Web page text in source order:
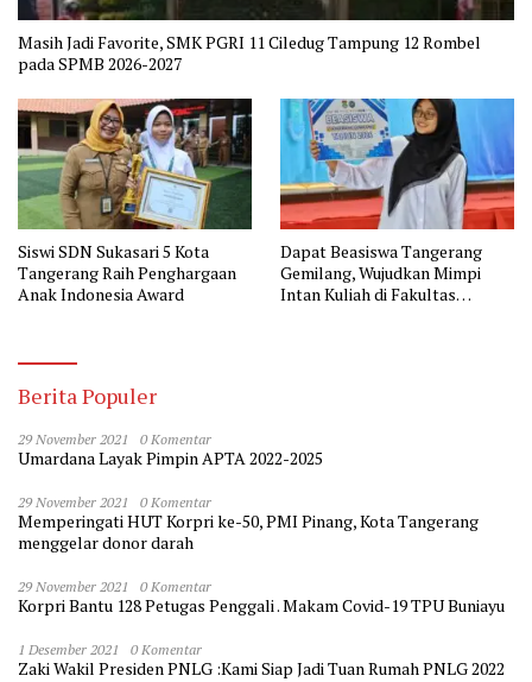
Masih Jadi Favorite, SMK PGRI 11 Ciledug Tampung 12 Rombel
pada SPMB 2026-2027
Siswi SDN Sukasari 5 Kota
Tangerang Raih Penghargaan
Anak Indonesia Award
Dapat Beasiswa Tangerang
Gemilang, Wujudkan Mimpi
Intan Kuliah di Fakultas
Berita Populer
29 November 2021 0 Komentar
Umardana Layak Pimpin APTA 2022-2025
29 November 2021 0 Komentar
Memperingati HUT Korpri ke-50, PMI Pinang, Kota Tangerang
menggelar donor darah
29 November 2021 0 Komentar
Korpri Bantu 128 Petugas Penggali . Makam Covid-19 TPU Buniayu
1 Desember 2021 0 Komentar
Zaki Wakil Presiden PNLG :Kami Siap Jadi Tuan Rumah PNLG 2022